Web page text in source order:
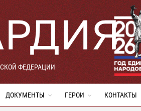
ФЕДЕРАЦИИ
ДОКУМЕНТЫ ГЕРОИ КОНТАКТЫ